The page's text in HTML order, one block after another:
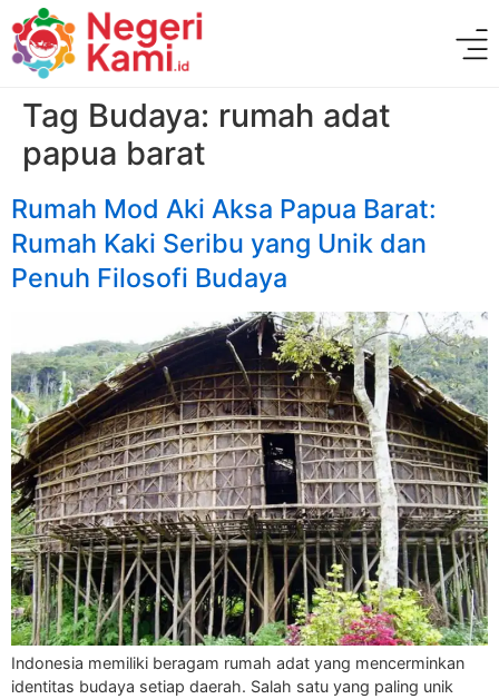
Tag Budaya: rumah adat
papua barat
Rumah Mod Aki Aksa Papua Barat:
Rumah Kaki Seribu yang Unik dan
Penuh Filosofi Budaya
Indonesia memiliki beragam rumah adat yang mencerminkan
identitas budaya setiap daerah. Salah satu yang paling unik